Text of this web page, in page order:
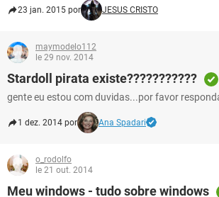
23 jan. 2015 por JESUS CRISTO
maymodelo112
le 29 nov. 2014
Stardoll pirata existe???????????
gente eu estou com duvidas...por favor
1 dez. 2014 por Ana Spadari
o_rodolfo
le 21 out. 2014
Meu windows - tudo sobre windows